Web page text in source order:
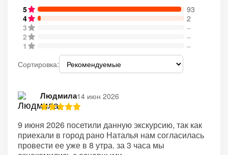
5
93
4
2
3
–
2
–
1
–
Сортировка:
Людмила14 июн 2026
9 июня 2026 посетили данную экскурсию, так как
приехали в город рано Наталья нам согласилась
провести ее уже в 8 утра. за 3 часа мы